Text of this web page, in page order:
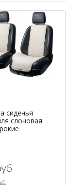
сиденья
слоновая